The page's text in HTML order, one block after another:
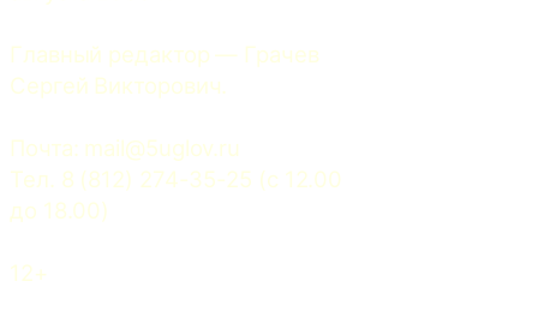
Главный редактор — Грачев
Сергей Викторович.
Почта: mail@5uglov.ru
Тел. 8 (812) 274-35-25 (c 12.00
до 18.00)
12+